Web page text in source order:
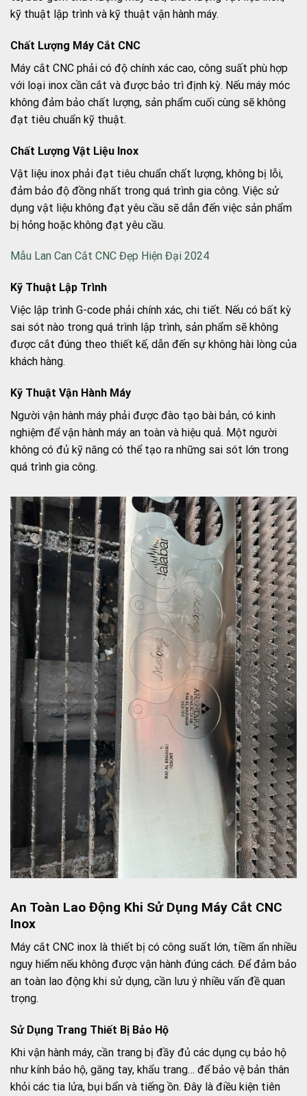
kỹ thuật lập trình và kỹ thuật vận hành máy.
Chất Lượng Máy Cắt CNC
Máy cắt CNC phải có độ chính xác cao, công suất phù hợp
với loại inox cần cắt và được bảo trì định kỳ. Nếu máy móc
không đảm bảo chất lượng, sản phẩm cuối cùng sẽ không
đạt tiêu chuẩn kỹ thuật.
Chất Lượng Vật Liệu Inox
Vật liệu inox phải đạt tiêu chuẩn chất lượng, không bị lỗi,
đảm bảo độ đồng nhất trong quá trình gia công. Việc sử
dụng vật liệu không đạt yêu cầu sẽ dẫn đến việc sản phẩm
bị hỏng hoặc không đạt yêu cầu.
Mẫu Lan Can Cắt CNC Đẹp Hiện Đại 2024
Kỹ Thuật Lập Trình
Việc lập trình G-code phải chính xác, chi tiết. Nếu có bất kỳ
sai sót nào trong quá trình lập trình, sản phẩm sẽ không
được cắt đúng theo thiết kế, dẫn đến sự không hài lòng của
khách hàng.
Kỹ Thuật Vận Hành Máy
Người vận hành máy phải được đào tạo bài bản, có kinh
nghiệm để vận hành máy an toàn và hiệu quả. Một người
không có đủ kỹ năng có thể tạo ra những sai sót lớn trong
quá trình gia công.
An Toàn Lao Động Khi Sử Dụng Máy Cắt CNC
Inox
Máy cắt CNC inox là thiết bị có công suất lớn, tiềm ẩn nhiều
nguy hiểm nếu không được vận hành đúng cách. Để đảm bảo
an toàn lao động khi sử dụng, cần lưu ý nhiều vấn đề quan
trọng.
Sử Dụng Trang Thiết Bị Bảo Hộ
Khi vận hành máy, cần trang bị đầy đủ các dụng cụ bảo hộ
như kính bảo hộ, găng tay, khẩu trang… để bảo vệ bản thân
khỏi các tia lửa, bụi bẩn và tiếng ồn. Đây là điều kiện tiên